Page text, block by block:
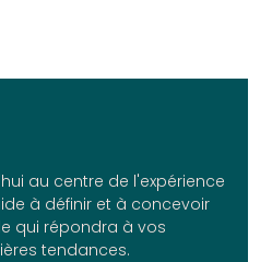
au centre de l'expérience
à définir et à concevoir
qui répondra à vos
tendances.